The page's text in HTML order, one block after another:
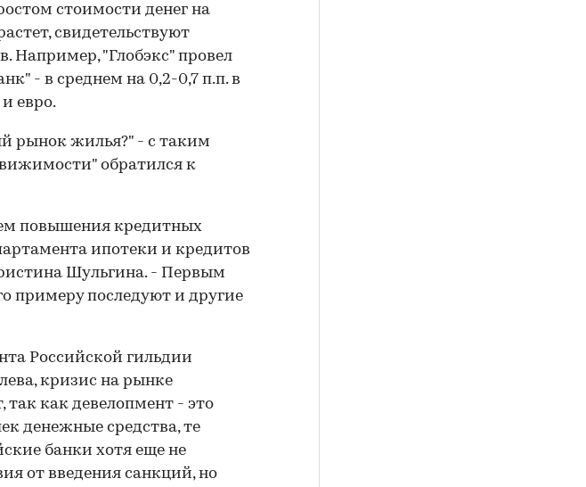
стоимости денег на
свидетельствуют
Например, "Глобэкс" провел
- в среднем на 0,2-0,7 п.п. в
евро.
рынок жилья?" - с таким
обратился к
повышения кредитных
ипотеки и кредитов
Шульгина. - Первым
примеру последуют и другие
Российской гильдии
кризис на рынке
как девелопмент - это
денежные средства, те
банки хотя еще не
от введения санкций, но